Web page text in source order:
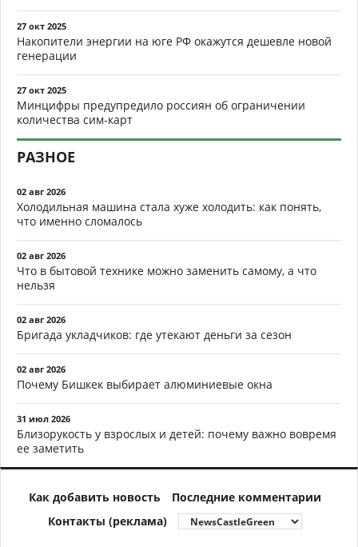
27 окт 2025
Накопители энергии на юге РФ окажутся дешевле новой
генерации
27 окт 2025
Минцифры предупредило россиян об ограничении
количества сим-карт
РАЗНОЕ
02 авг 2026
Холодильная машина стала хуже холодить: как понять,
что именно сломалось
02 авг 2026
Что в бытовой технике можно заменить самому, а что
нельзя
02 авг 2026
Бригада укладчиков: где утекают деньги за сезон
02 авг 2026
Почему Бишкек выбирает алюминиевые окна
31 июл 2026
Близорукость у взрослых и детей: почему важно вовремя
ее заметить
Как добавить новость
Последние комментарии
Контакты (реклама)